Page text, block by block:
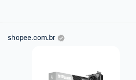
shopee.com.br